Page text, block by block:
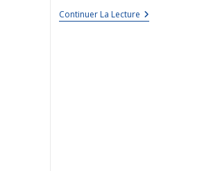
Continuer La Lecture